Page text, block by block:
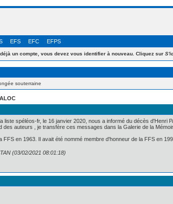
EFS EFC EFPS
un compte, vous devez vous identifier à nouveau. Cliquez sur
souterraine
liste spéléos-fr, le 16 janvier 2020, nous a informé du décès d'Henri
auteurs , je transfère ces messages dans la Galerie de la
en 1963. Il avait été nommé membre d'honneur de la FFS en
(03/02/2021 08:01:18)